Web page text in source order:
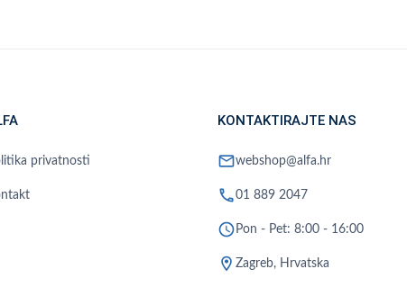
privatnosti
KONTAKTIRAJTE NAS
mailwebshop@alfa.hr
phone01 889 2047
schedule Pon - Pet: 8:00 - 16:00
location_on Zagreb, Hrvatska